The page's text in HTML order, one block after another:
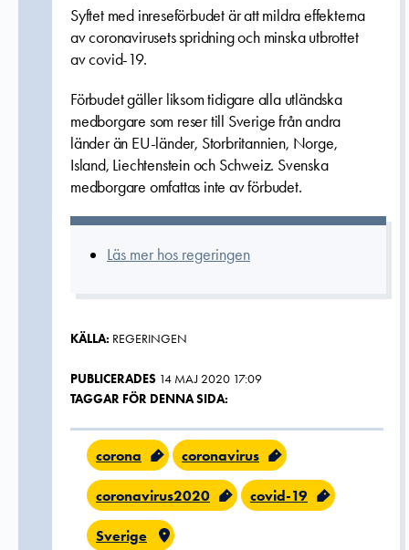
Syftet med inreseförbudet är att mildra effekterna
av coronavirusets spridning och minska utbrottet
av covid-19.
Förbudet gäller liksom tidigare alla utländska
medborgare som reser till Sverige från andra
länder än EU-länder, Storbritannien, Norge,
Island, Liechtenstein och Schweiz. Svenska
medborgare omfattas inte av förbudet.
Läs mer hos regeringen
KÄLLA: REGERINGEN
PUBLICERADES 14 MAJ 2020 17:09
TAGGAR FÖR DENNA SIDA:
corona coronavirus
coronavirus2020 covid-19
Sverige